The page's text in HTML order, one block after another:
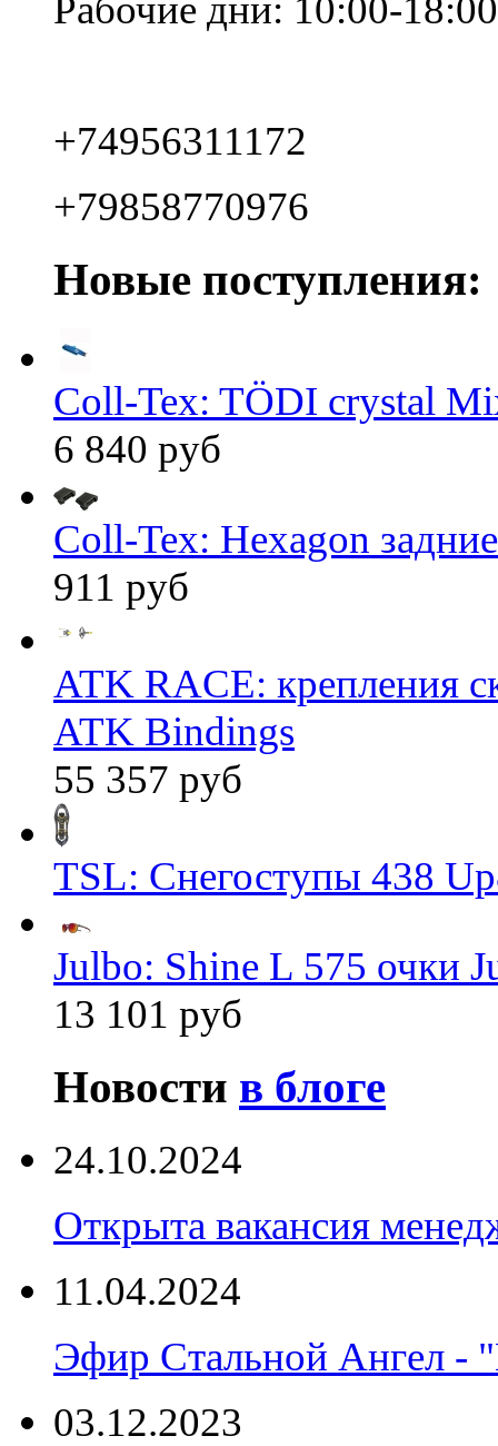
Рабочие дни: 10:00-18:00
+74956311172
+79858770976
Новые поступления:
Coll-Tex: TÖDI crystal
6 840 руб
Coll-Tex: Hexagon
911 руб
ATK RACE: крепления
ATK Bindings
55 357 руб
TSL: Снегоступы 438
Julbo: Shine L 575 очки
13 101 руб
Новости в блоге
24.10.2024
Открыта вакансия
11.04.2024
Эфир Стальной Ангел -
03.12.2023